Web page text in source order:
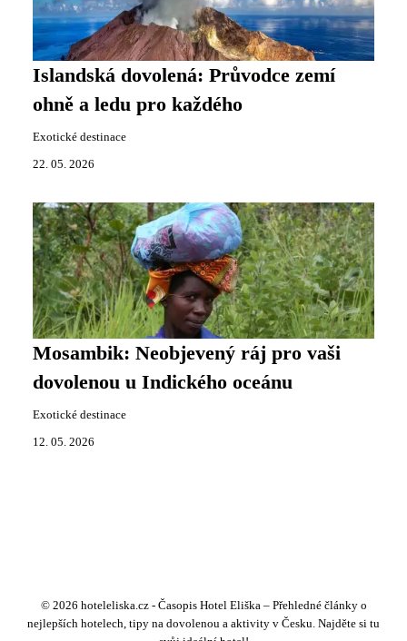
Islandská dovolená: Průvodce zemí
ohně a ledu pro každého
Exotické destinace
22. 05. 2026
Mosambik: Neobjevený ráj pro vaši
dovolenou u Indického oceánu
Exotické destinace
12. 05. 2026
© 2026 hoteleliska.cz - Časopis Hotel Eliška – Přehledné články o
nejlepších hotelech, tipy na dovolenou a aktivity v Česku. Najděte si tu